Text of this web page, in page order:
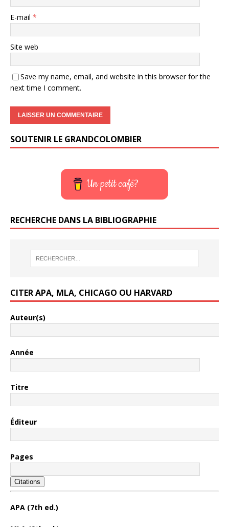
E-mail *
Site web
Save my name, email, and website in this browser for the
next time I comment.
SOUTENIR LE GRANDCOLOMBIER
Un petit café?
RECHERCHE DANS LA BIBLIOGRAPHIE
CITER APA, MLA, CHICAGO OU HARVARD
Auteur(s)
Année
Titre
Éditeur
Pages
Citations
APA (7th ed.)